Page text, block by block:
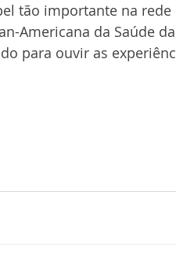
tão importante na
Americana da Saúde
para ouvir as